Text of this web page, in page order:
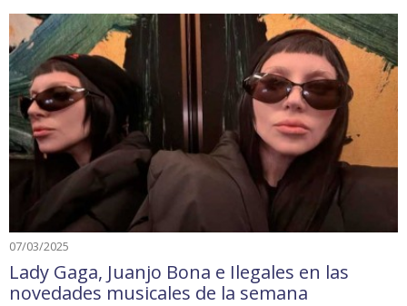
07/03/2025
Lady Gaga, Juanjo Bona e Ilegales en las
novedades musicales de la semana